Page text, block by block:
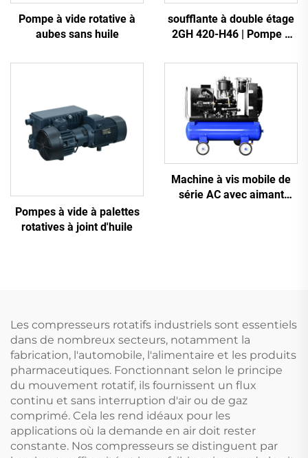
Pompe à vide rotative à
aubes sans huile
soufflante à double étage
2GH 420-H46 | Pompe à
triphasée
Pompes à vide à palettes
rotatives à joint d'huile
Machine à vis mobile de
série AC avec aimant
Les compresseurs rotatifs industriels sont essentiels
dans de nombreux secteurs, notamment la
fabrication, l'automobile, l'alimentaire et les produits
pharmaceutiques. Fonctionnant selon le principe
du mouvement rotatif, ils fournissent un flux
continu et sans interruption d'air ou de gaz
comprimé. Cela les rend idéaux pour les
applications où la demande en air doit rester
constante. Nos compresseurs se distinguent par